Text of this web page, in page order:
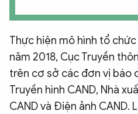
Thực hiện mô hình tổ
năm 2018, Cục Truyền
trên cơ sở các đơn vị báo
Truyền hình CAND, Nhà
CAND và Điện ảnh CAND.